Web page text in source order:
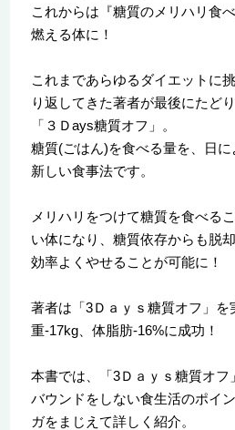
これからは『糖質のメリハリ食
燃える体に！
これまであらゆるダイエットに
り返してきた著者が最後にたど
「３Ｄays糖質オフ」。
糖質(ごはん)を食べる量を、日に
新しい食事法です。
メリハリをつけて糖質を食べる
い体になり、糖質依存からも脱却
効率よくやせることが可能に！
著者は「3Ｄａｙｓ糖質オフ」を
重-17kg、体脂肪-16%に成功！
本書では、「3Ｄａｙｓ糖質オフ
バウンドをしない食生活のポイ
ガをまじえて詳しく紹介。